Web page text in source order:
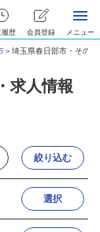
履歴 会員登録 メニュー
＞埼玉県春日部市・その
求人情報
絞り込む
選択